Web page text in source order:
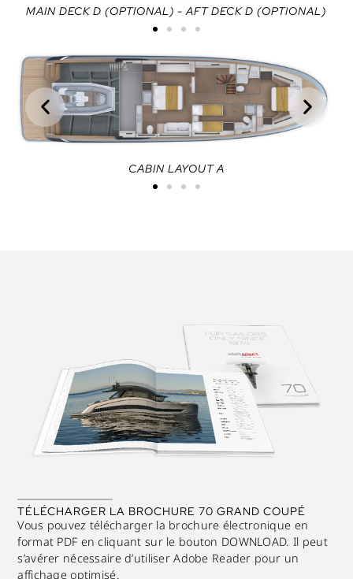
MAIN DECK D (OPTIONAL) - AFT DECK D (OPTIONAL)
CABIN LAYOUT A
TÉLÉCHARGER LA BROCHURE 70 GRAND COUPÉ
Vous pouvez télécharger la brochure électronique en
format PDF en cliquant sur le bouton DOWNLOAD. Il peut
s’avérer nécessaire d’utiliser Adobe Reader pour un
affichage optimisé.